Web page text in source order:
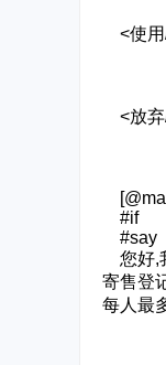
<使用
<放弃
#if
#say
您好,
寄售登
每人最